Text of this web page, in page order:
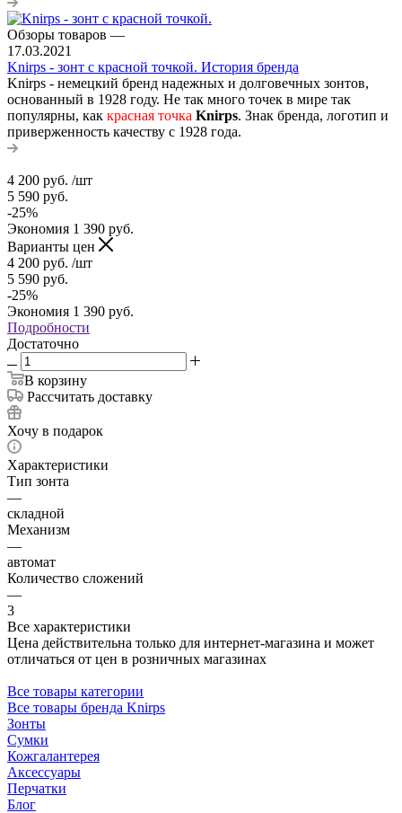
Обзоры товаров —
17.03.2021
Knirps - зонт с красной точкой. История бренда
Knirps - немецкий бренд надежных и долговечных зонтов,
основанный в 1928 году. Не так много точек в мире так
популярны, как красная точка Knirps. Знак бренда, логотип и
приверженность качеству с 1928 года.
4 200 руб. /шт
5 590 руб.
-25%
Экономия 1 390 руб.
Варианты цен
4 200 руб. /шт
5 590 руб.
-25%
Экономия 1 390 руб.
Подробности
Достаточно
В корзину
Рассчитать доставку
Хочу в подарок
Характеристики
Тип зонта
—
складной
Механизм
—
автомат
Количество сложений
—
3
Все характеристики
Цена действительна только для интернет-магазина и может
отличаться от цен в розничных магазинах
Все товары категории
Все товары бренда Knirps
Зонты
Сумки
Кожгалантерея
Аксессуары
Перчатки
Блог